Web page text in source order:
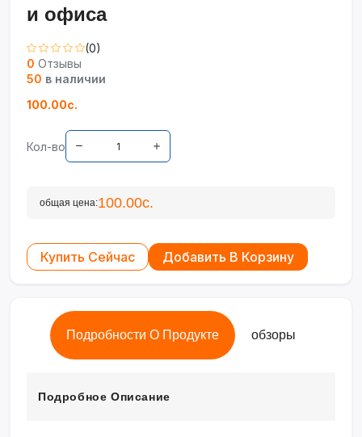
и офиса
(0)
0 Отзывы
50 в наличии
100.00с.
Кол-во
общая цена:100.00с.
Купить Сейчас Добавить В Корзину
Подробности О Продукте обзоры
Подробное Описание